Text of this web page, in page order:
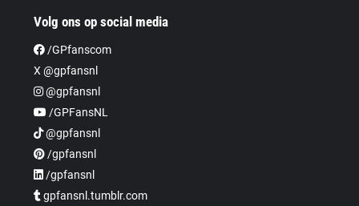
Volg ons op social media
/GPfanscom
X @gpfansnl
@gpfansnl
/GPFansNL
@gpfansnl
/gpfansnl
/gpfansnl
gpfansnl.tumblr.com